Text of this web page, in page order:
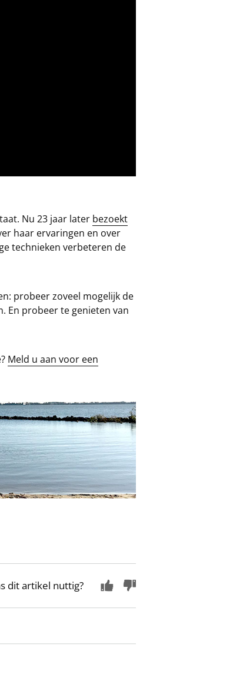
Nu 23 jaar later bezoekt
haar ervaringen en over
technieken verbeteren de
probeer zoveel mogelijk de
En probeer te genieten van
Meld u aan voor een
dit artikel nuttig?